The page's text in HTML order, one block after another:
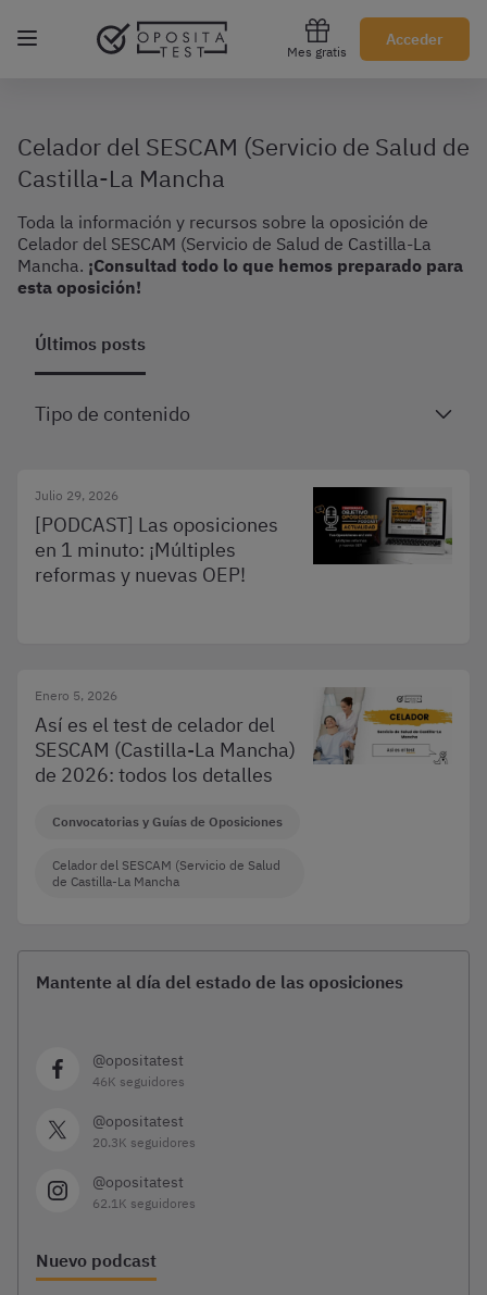
Mes gratis
Acceder
Regístrate gratis
Celador del SESCAM (Servicio de Salud de
Castilla-La Mancha
Toda la información y recursos sobre la oposición de
Celador del SESCAM (Servicio de Salud de Castilla-La
Mancha. ¡Consultad todo lo que hemos preparado para
esta oposición!
Últimos posts
Tipo de contenido
Julio 29, 2026
[PODCAST] Las oposiciones
en 1 minuto: ¡Múltiples
reformas y nuevas OEP!
Enero 5, 2026
Así es el test de celador del
SESCAM (Castilla-La Mancha)
de 2026: todos los detalles
Convocatorias y Guías de Oposiciones
Celador del SESCAM (Servicio de Salud
de Castilla-La Mancha
Mantente al día del estado de las oposiciones
@opositatest
46K seguidores
@opositatest
20.3K seguidores
@opositatest
62.1K seguidores
Nuevo podcast